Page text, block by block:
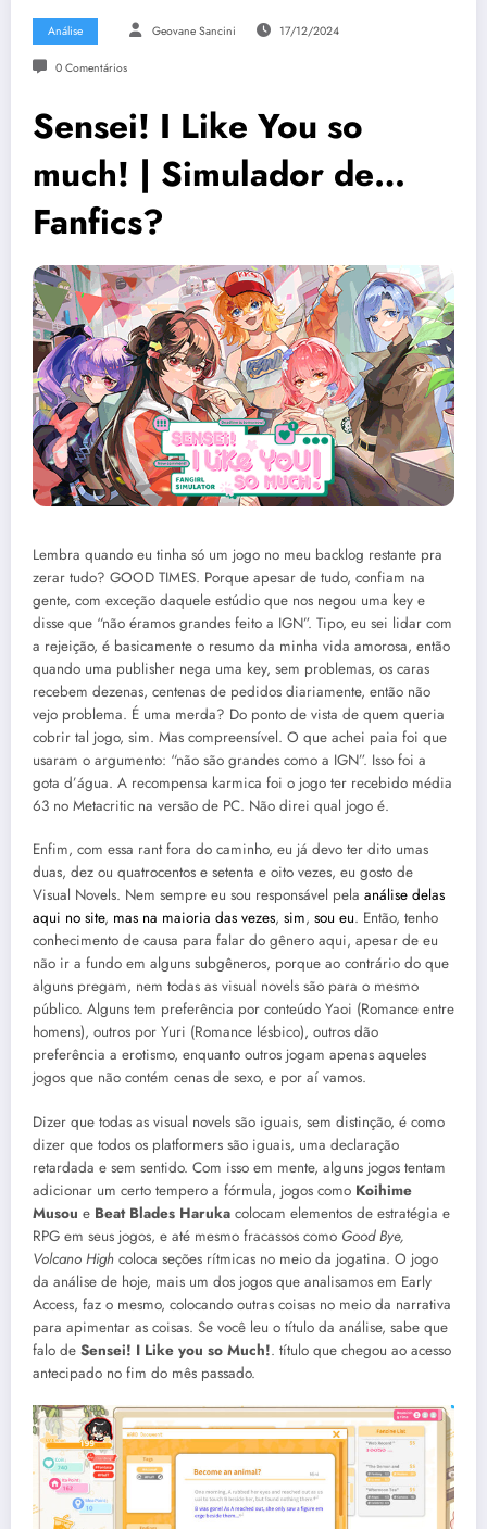
Análise Geovane Sancini 17/12/2024
0 Comentários
Sensei! I Like You so
much! | Simulador de…
Fanfics?
Lembra quando eu tinha só um jogo no meu backlog restante pra
zerar tudo? GOOD TIMES. Porque apesar de tudo, confiam na
gente, com exceção daquele estúdio que nos negou uma key e
disse que “não éramos grandes feito a IGN”. Tipo, eu sei lidar com
a rejeição, é basicamente o resumo da minha vida amorosa, então
quando uma publisher nega uma key, sem problemas, os caras
recebem dezenas, centenas de pedidos diariamente, então não
vejo problema. É uma merda? Do ponto de vista de quem queria
cobrir tal jogo, sim. Mas compreensível. O que achei paia foi que
usaram o argumento: “não são grandes como a IGN”. Isso foi a
gota d’água. A recompensa karmica foi o jogo ter recebido média
63 no Metacritic na versão de PC. Não direi qual jogo é.
Enfim, com essa rant fora do caminho, eu já devo ter dito umas
duas, dez ou quatrocentos e setenta e oito vezes, eu gosto de
Visual Novels. Nem sempre eu sou responsável pela análise delas
aqui no site, mas na maioria das vezes, sim, sou eu. Então, tenho
conhecimento de causa para falar do gênero aqui, apesar de eu
não ir a fundo em alguns subgêneros, porque ao contrário do que
alguns pregam, nem todas as visual novels são para o mesmo
público. Alguns tem preferência por conteúdo Yaoi (Romance entre
homens), outros por Yuri (Romance lésbico), outros dão
preferência a erotismo, enquanto outros jogam apenas aqueles
jogos que não contém cenas de sexo, e por aí vamos.
Dizer que todas as visual novels são iguais, sem distinção, é como
dizer que todos os platformers são iguais, uma declaração
retardada e sem sentido. Com isso em mente, alguns jogos tentam
adicionar um certo tempero a fórmula, jogos como Koihime
Musou e Beat Blades Haruka colocam elementos de estratégia e
RPG em seus jogos, e até mesmo fracassos como Good Bye,
Volcano High coloca seções rítmicas no meio da jogatina. O jogo
da análise de hoje, mais um dos jogos que analisamos em Early
Access, faz o mesmo, colocando outras coisas no meio da narrativa
para apimentar as coisas. Se você leu o título da análise, sabe que
falo de Sensei! I Like you so Much!. título que chegou ao acesso
antecipado no fim do mês passado.